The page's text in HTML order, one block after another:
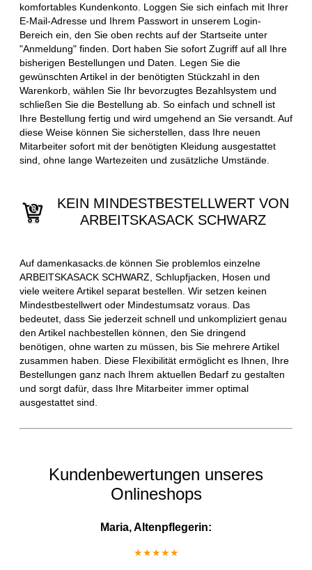
komfortables Kundenkonto. Loggen Sie sich einfach mit Ihrer
E-Mail-Adresse und Ihrem Passwort in unserem Login-
Bereich ein, den Sie oben rechts auf der Startseite unter
"Anmeldung" finden. Dort haben Sie sofort Zugriff auf all Ihre
bisherigen Bestellungen und Daten. Legen Sie die
gewünschten Artikel in der benötigten Stückzahl in den
Warenkorb, wählen Sie Ihr bevorzugtes Bezahlsystem und
schließen Sie die Bestellung ab. So einfach und schnell ist
Ihre Bestellung fertig und wird umgehend an Sie versandt. Auf
diese Weise können Sie sicherstellen, dass Ihre neuen
Mitarbeiter sofort mit der benötigten Kleidung ausgestattet
sind, ohne lange Wartezeiten und zusätzliche Umstände.
KEIN MINDESTBESTELLWERT VON
ARBEITSKASACK SCHWARZ
Auf damenkasacks.de können Sie problemlos einzelne
ARBEITSKASACK SCHWARZ, Schlupfjacken, Hosen und
viele weitere Artikel separat bestellen. Wir setzen keinen
Mindestbestellwert oder Mindestumsatz voraus. Das
bedeutet, dass Sie jederzeit schnell und unkompliziert genau
den Artikel nachbestellen können, den Sie dringend
benötigen, ohne warten zu müssen, bis Sie mehrere Artikel
zusammen haben. Diese Flexibilität ermöglicht es Ihnen, Ihre
Bestellungen ganz nach Ihrem aktuellen Bedarf zu gestalten
und sorgt dafür, dass Ihre Mitarbeiter immer optimal
ausgestattet sind.
Kundenbewertungen unseres
Onlineshops
Maria, Altenpflegerin:
★★★★★